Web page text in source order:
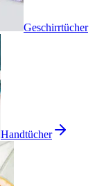
Geschirrtücher
Handtücher